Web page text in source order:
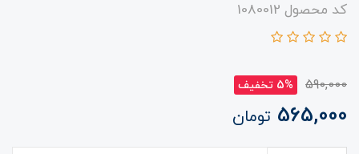
کد محصول 1080012
590,000 5% تخفیف
565,000 تومان